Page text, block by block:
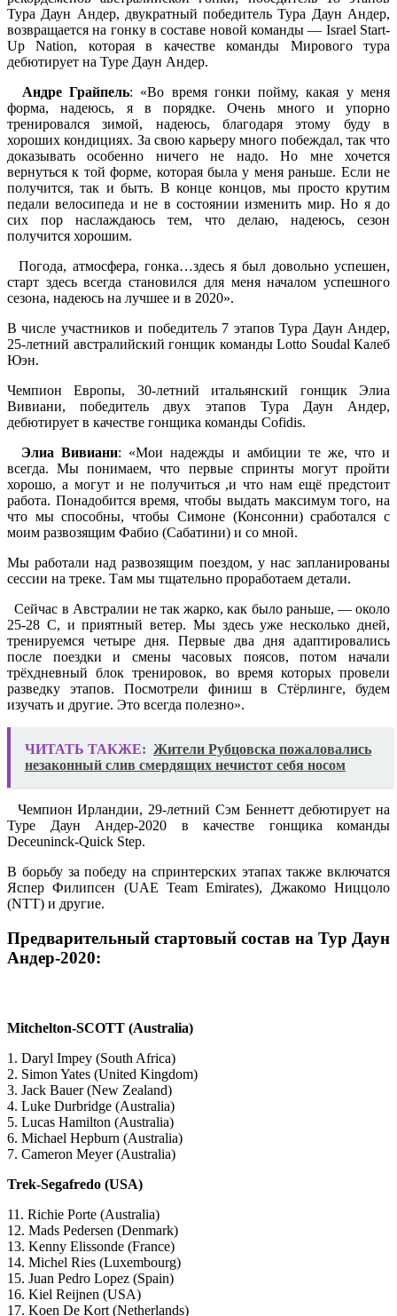
Тура Даун Андер, двукратный победитель Тура Даун Андер,
возвращается на гонку в составе новой команды — Israel Start-
Up Nation, которая в качестве команды Мирового тура
дебютирует на Туре Даун Андер.
Андре Грайпель: «Во время гонки пойму, какая у меня
форма, надеюсь, я в порядке. Очень много и упорно
тренировался зимой, надеюсь, благодаря этому буду в
хороших кондициях. За свою карьеру много побеждал, так что
доказывать особенно ничего не надо. Но мне хочется
вернуться к той форме, которая была у меня раньше. Если не
получится, так и быть. В конце концов, мы просто крутим
педали велосипеда и не в состоянии изменить мир. Но я до
сих пор наслаждаюсь тем, что делаю, надеюсь, сезон
получится хорошим.
Погода, атмосфера, гонка…здесь я был довольно успешен,
старт здесь всегда становился для меня началом успешного
сезона, надеюсь на лучшее и в 2020».
В числе участников и победитель 7 этапов Тура Даун Андер,
25-летний австралийский гонщик команды Lotto Soudal Калеб
Юэн.
Чемпион Европы, 30-летний итальянский гонщик Элиа
Вивиани, победитель двух этапов Тура Даун Андер,
дебютирует в качестве гонщика команды Cofidis.
Элиа Вивиани: «Мои надежды и амбиции те же, что и
всегда. Мы понимаем, что первые спринты могут пройти
хорошо, а могут и не получиться ,и что нам ещё предстоит
работа. Понадобится время, чтобы выдать максимум того, на
что мы способны, чтобы Симоне (Консонни) сработался с
моим развозящим Фабио (Сабатини) и со мной.
Мы работали над развозящим поездом, у нас запланированы
сессии на треке. Там мы тщательно проработаем детали.
Сейчас в Австралии не так жарко, как было раньше, — около
25-28 С, и приятный ветер. Мы здесь уже несколько дней,
тренируемся четыре дня. Первые два дня адаптировались
после поездки и смены часовых поясов, потом начали
трёхдневный блок тренировок, во время которых провели
разведку этапов. Посмотрели финиш в Стёрлинге, будем
изучать и другие. Это всегда полезно».
ЧИТАТЬ ТАКЖЕ: Жители Рубцовска пожаловались
незаконный слив смердящих нечистот себя носом
Чемпион Ирландии, 29-летний Сэм Беннетт дебютирует на
Туре Даун Андер-2020 в качестве гонщика команды
Deceuninck-Quick Step.
В борьбу за победу на спринтерских этапах также включатся
Яспер Филипсен (UAE Team Emirates), Джакомо Ниццоло
(NTT) и другие.
Предварительный стартовый состав на Тур Даун
Андер-2020:
Mitchelton-SCOTT (Australia)
1. Daryl Impey (South Africa)
2. Simon Yates (United Kingdom)
3. Jack Bauer (New Zealand)
4. Luke Durbridge (Australia)
5. Lucas Hamilton (Australia)
6. Michael Hepburn (Australia)
7. Cameron Meyer (Australia)
Trek-Segafredo (USA)
11. Richie Porte (Australia)
12. Mads Pedersen (Denmark)
13. Kenny Elissonde (France)
14. Michel Ries (Luxembourg)
15. Juan Pedro Lopez (Spain)
16. Kiel Reijnen (USA)
17. Koen De Kort (Netherlands)